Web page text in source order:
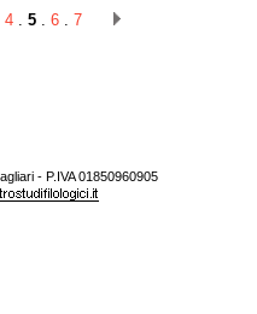
4 5 6 7
- P.IVA 01850960905